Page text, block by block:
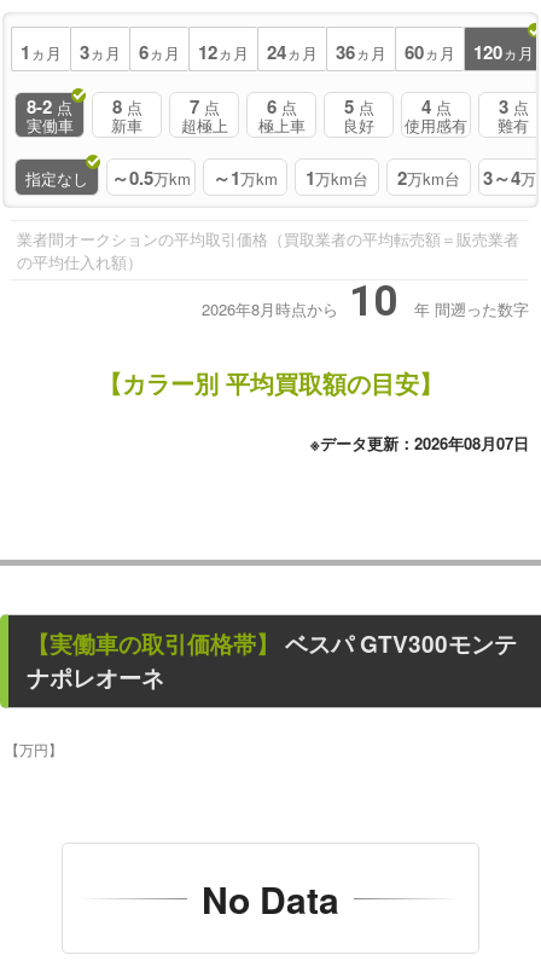
1 ヵ月 3ヵ月 6ヵ月 12ヵ月 24ヵ月 36ヵ月 60ヵ月 120ヵ月
8-2 点
実働車
8 点
新車
7 点
超極上
6 点
極上車
5 点
良好
4 点
使用感有
3 点
難有
指定なし ～0.5万km ～1万km 1万km台 2万km台 3～4万
業者間オークションの平均取引価格（買取業者の平均転売額＝販売業者
の平均仕入れ額）
2026年8月時点から 10 年 間遡った数字
【カラー別 平均買取額の目安】
※データ更新：2026年08月07日
【実働車の取引価格帯】 ベスパ GTV300モンテ
ナポレオーネ
【万円】
No Data